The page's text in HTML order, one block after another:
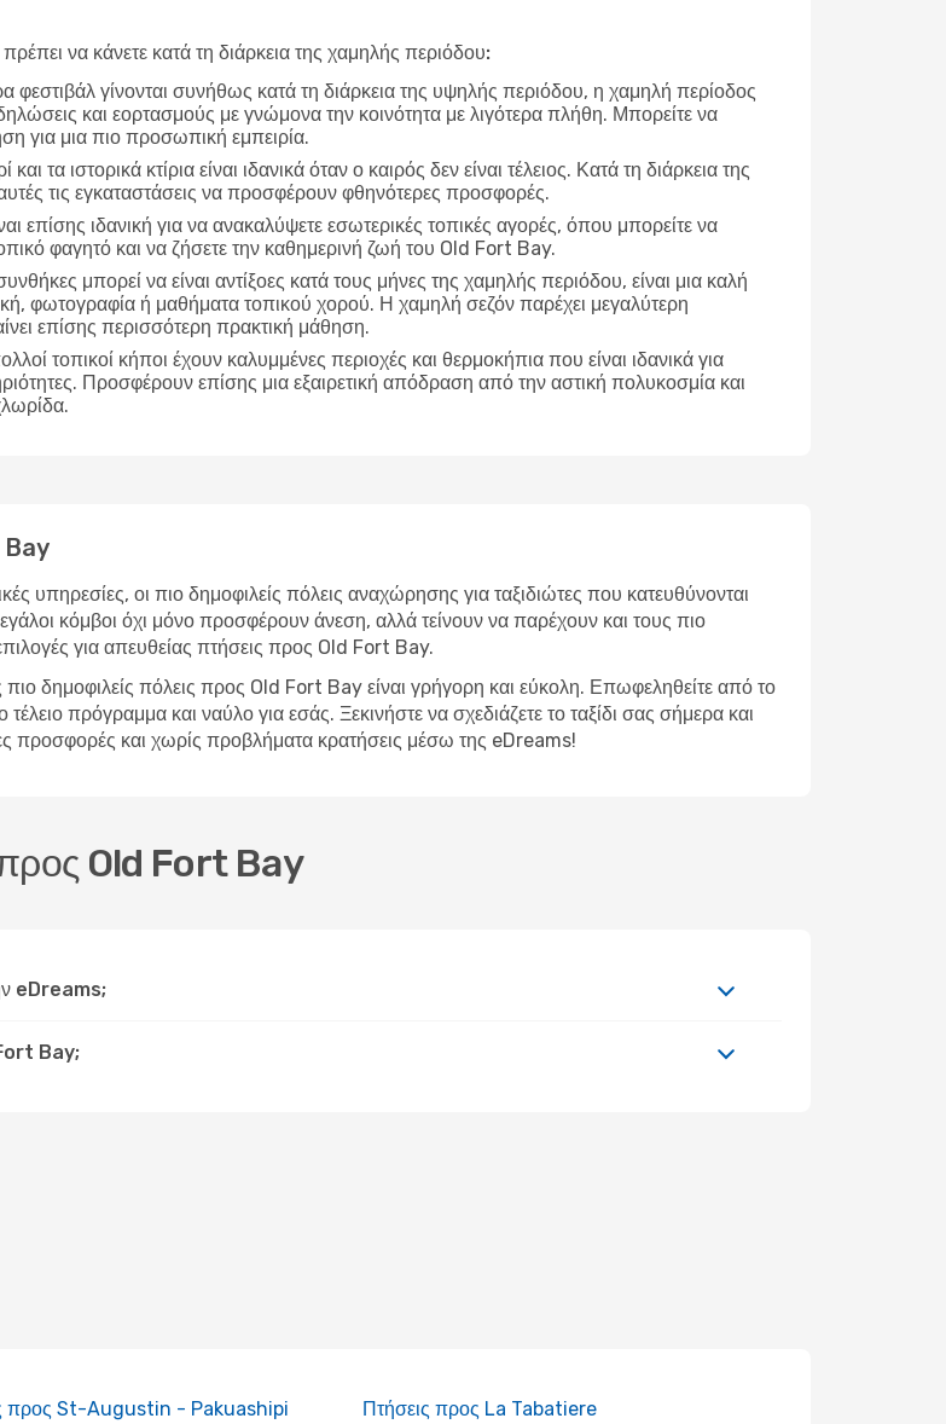
να κάνετε κατά τη διάρκεια της χαμηλής περιόδου:
φεστιβάλ γίνονται συνήθως κατά τη διάρκεια της υψηλής περιόδου, η χαμηλή περίοδος
και εορτασμούς με γνώμονα την κοινότητα με λιγότερα πλήθη. Μπορείτε να
για μια πιο προσωπική εμπειρία.
και τα ιστορικά κτίρια είναι ιδανικά όταν ο καιρός δεν είναι τέλειος. Κατά τη διάρκεια της
τις εγκαταστάσεις να προσφέρουν φθηνότερες προσφορές.
επίσης ιδανική για να ανακαλύψετε εσωτερικές τοπικές αγορές, όπου μπορείτε να
φαγητό και να ζήσετε την καθημερινή ζωή του Old Fort Bay.
μπορεί να είναι αντίξοες κατά τους μήνες της χαμηλής περιόδου, είναι μια καλή
φωτογραφία ή μαθήματα τοπικού χορού. Η χαμηλή σεζόν παρέχει μεγαλύτερη
επίσης περισσότερη πρακτική μάθηση.
τοπικοί κήποι έχουν καλυμμένες περιοχές και θερμοκήπια που είναι ιδανικά για
Προσφέρουν επίσης μια εξαιρετική απόδραση από την αστική πολυκοσμία και
Bay
οι πιο δημοφιλείς πόλεις αναχώρησης για ταξιδιώτες που κατευθύνονται
κόμβοι όχι μόνο προσφέρουν άνεση, αλλά τείνουν να παρέχουν και τους πιο
για απευθείας πτήσεις προς Old Fort Bay.
δημοφιλείς πόλεις προς Old Fort Bay είναι γρήγορη και εύκολη. Επωφεληθείτε από το
πρόγραμμα και ναύλο για εσάς. Ξεκινήστε να σχεδιάζετε το ταξίδι σας σήμερα και
προσφορές και χωρίς προβλήματα κρατήσεις μέσω της eDreams!
προς Old Fort Bay
eDreams;
Fort Bay;
προς St-Augustin - Pakuashipi Πτήσεις προς La Tabatiere